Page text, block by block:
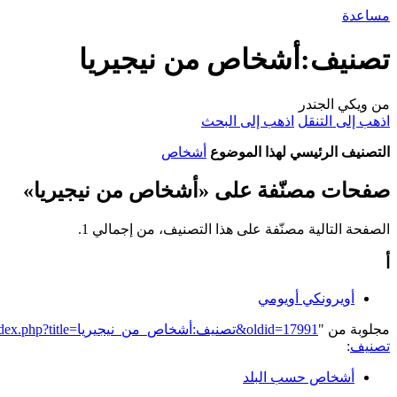
مساعدة
تصنيف:أشخاص من نيجيريا
من ويكي الجندر
اذهب إلى التنقل اذهب إلى البحث
التصنيف الرئيسي لهذا الموضوع أشخاص
صفحات مصنّفة على «أشخاص من نيجيريا»
الصفحة التالية مصنّفة على هذا التصنيف، من إجمالي 1.
أويرونكي أويومي
مجلوبة من " https://genderiyya.xyz/mw/index.php?title=تصنيف:أشخاص_من_نيجيريا&oldid=17991
تصنيف:
أشخاص حسب البلد